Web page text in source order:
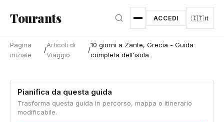
Tourants ACCEDI 🇮🇹 it
Pagina
iniziale
/
Articoli di
Viaggio
/
10 giorni a Zante, Grecia - Guida
completa dell'isola
Pianifica da questa guida
Trasforma questa guida in percorso, mappa o itinerario
modificabile.